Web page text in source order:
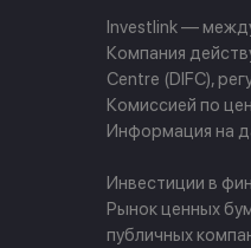
Investlink —
Компания
Centre (DIFC),
Комиссией по
Информация на
Инвестиции в
Рынок ценных
публичных